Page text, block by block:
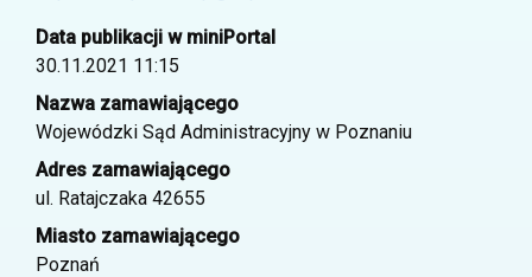
Data publikacji w miniPortal
30.11.2021 11:15
Nazwa zamawiającego
Wojewódzki Sąd Administracyjny w Poznaniu
Adres zamawiającego
ul. Ratajczaka 42655
Miasto zamawiającego
Poznań